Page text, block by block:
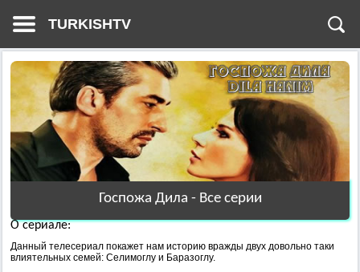
TURKISHTV
Госпожа Дила - Все серии
О сериале:
Данный телесериал покажет нам историю вражды двух довольно таки
влиятельных семей: Селимоглу и Баразоглу.